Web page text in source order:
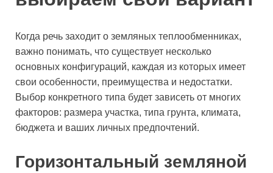
Когда речь заходит о земляных теплообменниках,
важно понимать, что существует несколько
основных конфигураций, каждая из которых имеет
свои особенности, преимущества и недостатки.
Выбор конкретного типа будет зависеть от многих
факторов: размера участка, типа грунта, климата,
бюджета и ваших личных предпочтений.
Горизонтальный земляной